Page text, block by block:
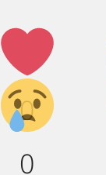
Лайк!
0
Грусть
:(
0